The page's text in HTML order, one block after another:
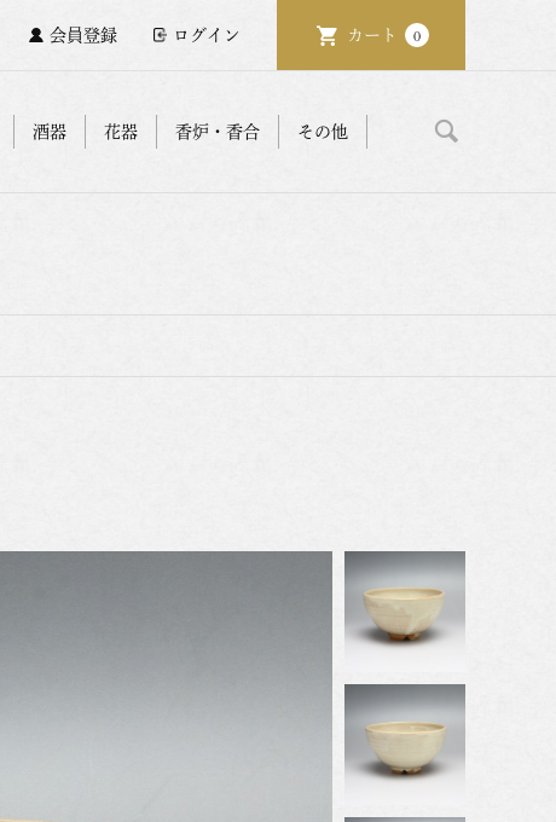
会員登録 ログイン カート 0
酒器 花器 香炉・香合 その他